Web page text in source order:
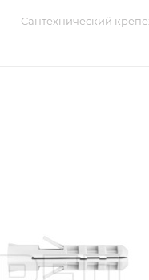
— Сантехнический